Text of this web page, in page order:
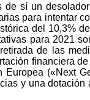
de sí un
para intentar
del 10,3%
para 2021
de las
financiera
(«Next
y una dotación